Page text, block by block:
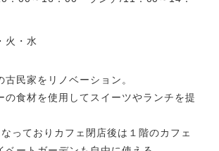
火・水
民家をリノベーション。
の食材を使用してスイーツやランチを提
っておりカフェ閉店後は１階のカフェ